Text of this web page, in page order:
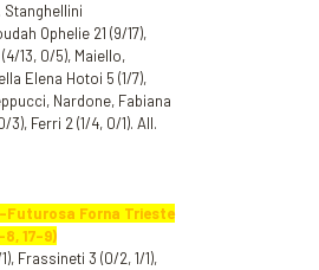
Stanghellini
Ophelie 21 (9/17),
13, 0/5), Maiello,
Elena Hotoi 5 (1/7),
Nardone, Fabiana
Ferri 2 (1/4, 0/1). All.
Futurosa Forna Trieste
8, 17-9)
Frassineti 3 (0/2, 1/1),